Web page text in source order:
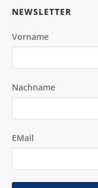
NEWSLETTER
Vorname
Nachname
EMail